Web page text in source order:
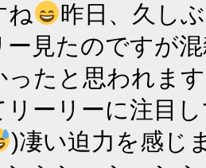
ね
昨日、久し
ー見たのですが
ったと思われま
リーリーに注目
)凄い迫力を感じ